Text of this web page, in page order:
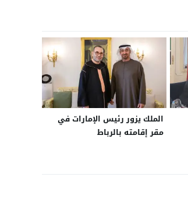
الملك يزور رئيس الإمارات في
مقر إقامته بالرباط